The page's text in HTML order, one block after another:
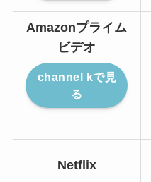
Amazonプライム
ビデオ
channel kで見
る
Netflix